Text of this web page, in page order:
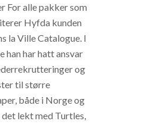
For alle pakker som
Hyfda kunden
la Ville Catalogue. I
han har hatt ansvar
og
til større
både i Norge og
lekt med Turtles,